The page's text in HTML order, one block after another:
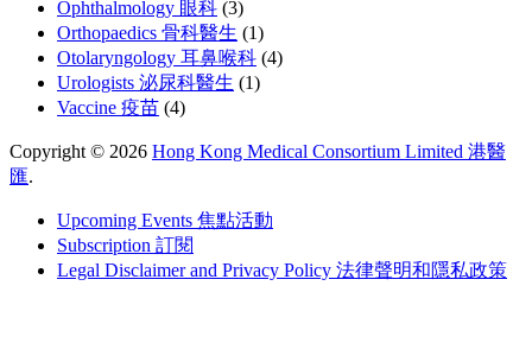
Ophthalmology 眼科 (3)
Orthopaedics 骨科醫生 (1)
Otolaryngology 耳鼻喉科 (4)
Urologists 泌尿科醫生 (1)
Vaccine 疫苗 (4)
Copyright © 2026 Hong Kong Medical Consortium Limited 港醫
匯.
Upcoming Events 焦點活動
Subscription 訂閱
Legal Disclaimer and Privacy Policy 法律聲明和隱私政策